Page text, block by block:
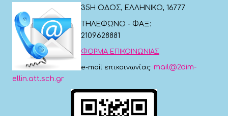
35Η ΟΔΟΣ, ΕΛΛΗΝΙΚΟ, 16777
ΤΗΛΕΦΩΝΟ - ΦΑΞ:
2109628881
ΦΟΡΜΑ ΕΠΙΚΟΙΝΩΝΙΑΣ
e-mail επικοινωνίας: mail@2dim-
ellin.att.sch.gr